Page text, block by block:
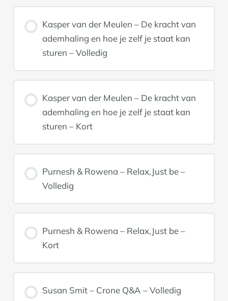
Kasper van der Meulen – De kracht van
ademhaling en hoe je zelf je staat kan
sturen – Volledig
Kasper van der Meulen – De kracht van
ademhaling en hoe je zelf je staat kan
sturen – Kort
Purnesh & Rowena – Relax,Just be –
Volledig
Purnesh & Rowena – Relax,Just be –
Kort
Susan Smit – Crone Q&A – Volledig